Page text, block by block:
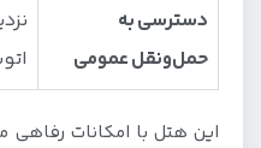
دسترسی به
حمل‌ونقل عمومی
این هتل با امکانات رفاهی